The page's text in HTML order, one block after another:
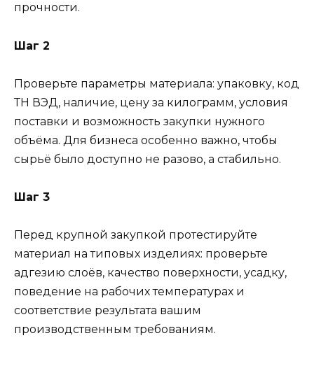
прочности.
Шаг 2
Проверьте параметры материала: упаковку, код
ТН ВЭД, наличие, цену за килограмм, условия
поставки и возможность закупки нужного
объёма. Для бизнеса особенно важно, чтобы
сырьё было доступно не разово, а стабильно.
Шаг 3
Перед крупной закупкой протестируйте
материал на типовых изделиях: проверьте
адгезию слоёв, качество поверхности, усадку,
поведение на рабочих температурах и
соответствие результата вашим
производственным требованиям.